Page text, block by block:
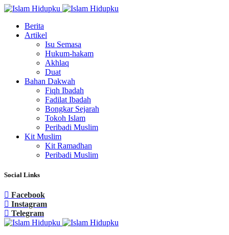
Berita
Artikel
Isu Semasa
Hukum-hakam
Akhlaq
Duat
Bahan Dakwah
Fiqh Ibadah
Fadilat Ibadah
Bongkar Sejarah
Tokoh Islam
Peribadi Muslim
Kit Muslim
Kit Ramadhan
Peribadi Muslim
Social Links
Facebook
Instagram
Telegram